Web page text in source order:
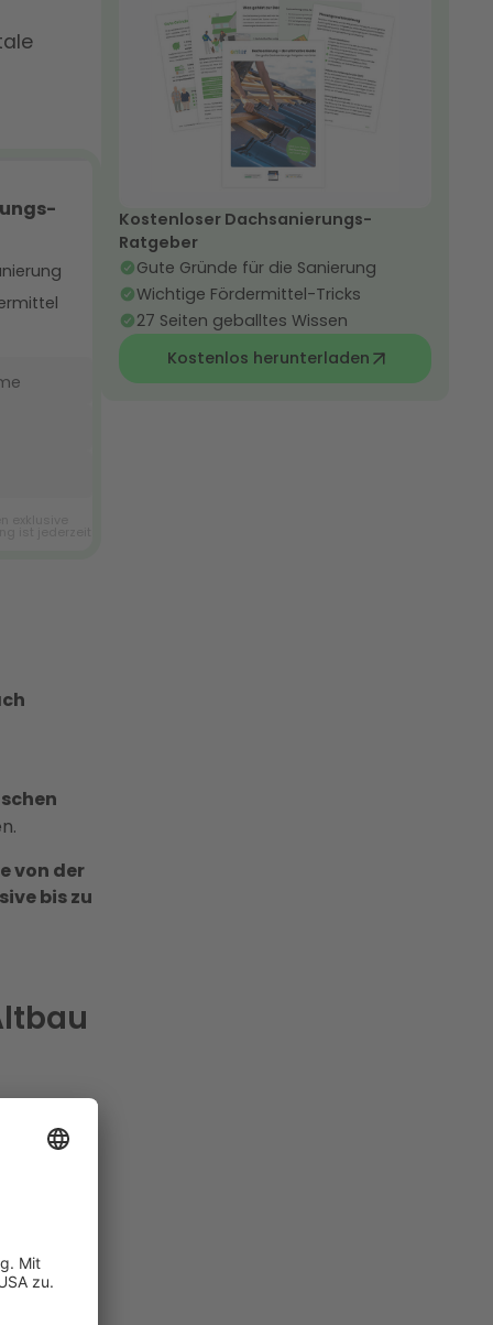
von der
bis zu
Kostenloser Dachsanierungs-
Ratgeber
Gute Gründe für die Sanierung
Wichtige Fördermittel-Tricks
27 Seiten geballtes Wissen
Kostenlos herunterladen